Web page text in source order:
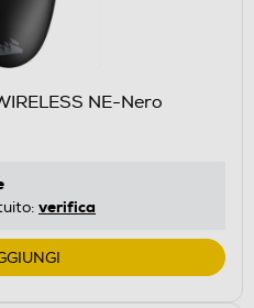
NE-Nero
verifica